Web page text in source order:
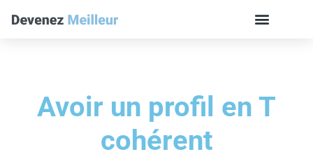
Avoir un profil en T
cohérent